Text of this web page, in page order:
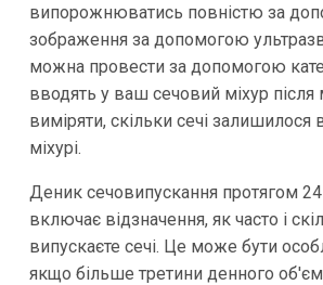
випорожнюватись повністю за
зображення за допомогою
можна провести за допомогою
вводять у ваш сечовий міхур після
виміряти, скільки сечі залишилося
міхурі.
Деник сечовипускання протягом
включає відзначення, як часто і
випускаєте сечі. Це може бути
якщо більше третини денного